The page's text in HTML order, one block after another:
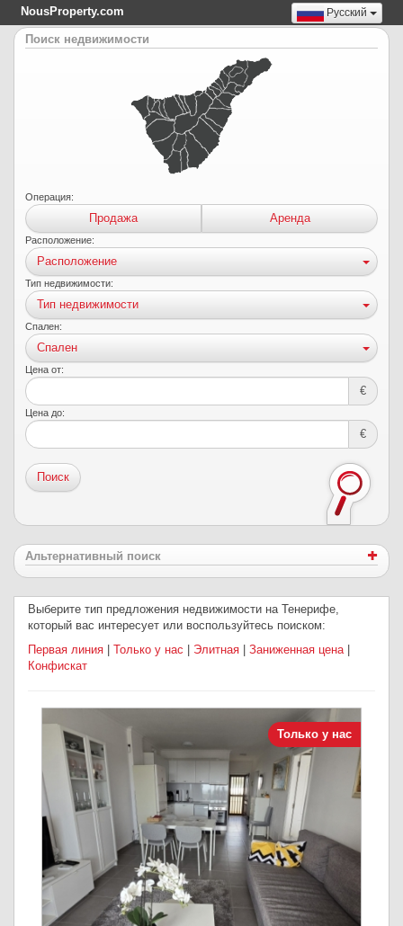
NousProperty.com Русский
Поиск недвижимости
Операция:
Продажа Аренда
Расположение:
Расположение
Тип недвижимости:
Тип недвижимости
Спален:
Спален
Цена от:
€
Цена до:
€
Поиск
Альтернативный поиск
Выберите тип предложения недвижимости на Тенерифе,
который вас интересует или воспользуйтесь поиском:
Первая линия
Только у нас Элитная Заниженная цена|
Конфискат
Только у нас